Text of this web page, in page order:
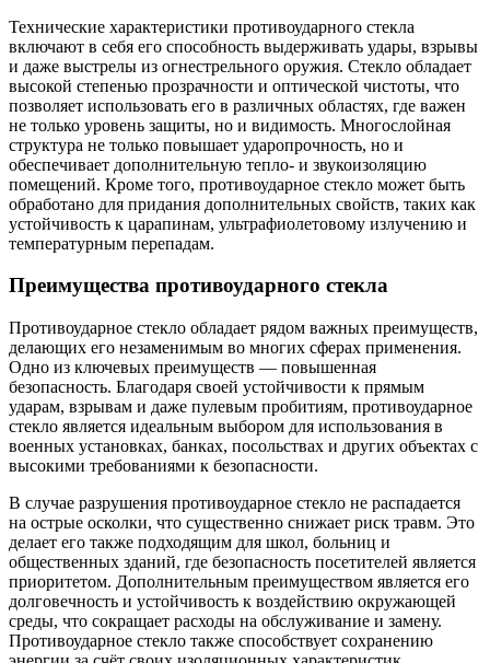
Технические характеристики противоударного стекла
включают в себя его способность выдерживать удары, взрывы
и даже выстрелы из огнестрельного оружия. Стекло обладает
высокой степенью прозрачности и оптической чистоты, что
позволяет использовать его в различных областях, где важен
не только уровень защиты, но и видимость. Многослойная
структура не только повышает ударопрочность, но и
обеспечивает дополнительную тепло- и звукоизоляцию
помещений. Кроме того, противоударное стекло может быть
обработано для придания дополнительных свойств, таких как
устойчивость к царапинам, ультрафиолетовому излучению и
температурным перепадам.
Преимущества противоударного стекла
Противоударное стекло обладает рядом важных преимуществ,
делающих его незаменимым во многих сферах применения.
Одно из ключевых преимуществ — повышенная
безопасность. Благодаря своей устойчивости к прямым
ударам, взрывам и даже пулевым пробитиям, противоударное
стекло является идеальным выбором для использования в
военных установках, банках, посольствах и других объектах с
высокими требованиями к безопасности.
В случае разрушения противоударное стекло не распадается
на острые осколки, что существенно снижает риск травм. Это
делает его также подходящим для школ, больниц и
общественных зданий, где безопасность посетителей является
приоритетом. Дополнительным преимуществом является его
долговечность и устойчивость к воздействию окружающей
среды, что сокращает расходы на обслуживание и замену.
Противоударное стекло также способствует сохранению